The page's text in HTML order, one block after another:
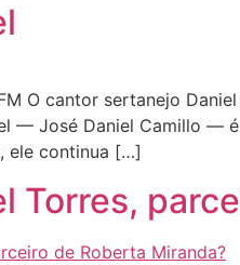
O cantor sertanejo
— José Daniel Camillo —
ele continua […]
Torres,